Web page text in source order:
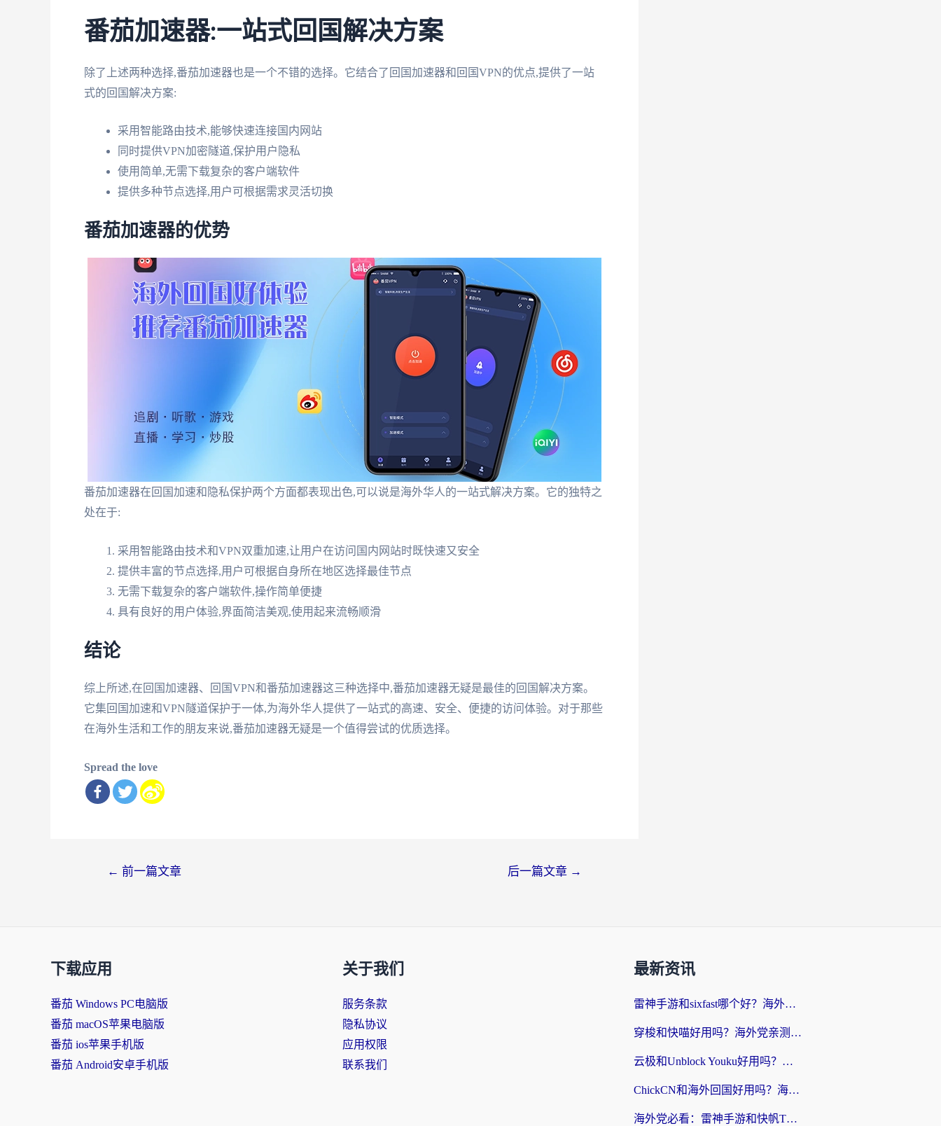
番茄加速器:一站式回国解决方案
除了上述两种选择,番茄加速器也是一个不错的选择。它结合了回国加速器和回国VPN的优点,提供了一站
式的回国解决方案:
采用智能路由技术,能够快速连接国内网站
同时提供VPN加密隧道,保护用户隐私
使用简单,无需下载复杂的客户端软件
提供多种节点选择,用户可根据需求灵活切换
番茄加速器的优势
番茄加速器在回国加速和隐私保护两个方面都表现出色,可以说是海外华人的一站式解决方案。它的独特之
处在于:
采用智能路由技术和VPN双重加速,让用户在访问国内网站时既快速又安全
提供丰富的节点选择,用户可根据自身所在地区选择最佳节点
无需下载复杂的客户端软件,操作简单便捷
具有良好的用户体验,界面简洁美观,使用起来流畅顺滑
结论
综上所述,在回国加速器、回国VPN和番茄加速器这三种选择中,番茄加速器无疑是最佳的回国解决方案。
它集回国加速和VPN隧道保护于一体,为海外华人提供了一站式的高速、安全、便捷的访问体验。对于那些
在海外生活和工作的朋友来说,番茄加速器无疑是一个值得尝试的优质选择。
Spread the love
← 前一篇文章 后一篇文章 →
下载应用
番茄 Windows PC电脑版
番茄 macOS苹果电脑版
番茄 ios苹果手机版
番茄 Android安卓手机版
关于我们
服务条款
隐私协议
应用权限
联系我们
最新资讯
雷神手游和sixfast哪个好？海外党亲测3款回国加速器，教你选对不踩坑
穿梭和快喵好用吗？海外党亲测：小众加速器对比+番茄加速器深度体验
云极和Unblock Youku好用吗？海外党亲测+2026回国加速器避坑指南
ChickCN和海外回国好用吗？海外党2026亲测：从手游到影音，选对加速器的3个关键
海外党必看：雷神手游和快帆TV版好用吗？3步选对回国加速器不踩坑